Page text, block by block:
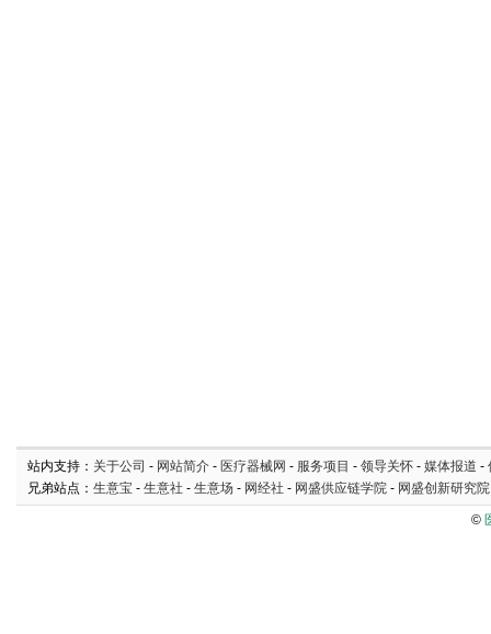
站内支持： 关于公司 - 网站简介 - 医疗器械网 - 服务项目 - 领导关怀 - 媒体报道 -
兄弟站点： 生意宝 - 生意社 - 生意场 - 网经社 - 网盛供应链学院 - 网盛创新研究院
©